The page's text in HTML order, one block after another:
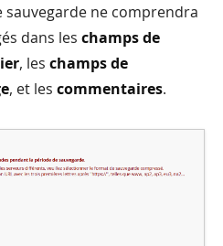
ne comprendra
dans les champs de
, les champs de
, et les commentaires.